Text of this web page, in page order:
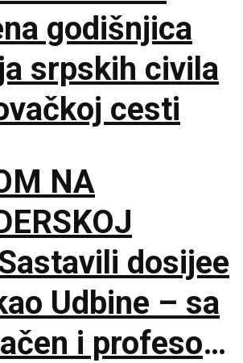
godišnjica
srpskih civila
cesti
NA
dosijee
Udbine – sa
i profesor